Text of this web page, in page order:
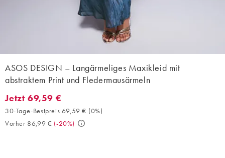
ASOS DESIGN – Langärmeliges Maxikleid mit
abstraktem Print und Fledermausärmeln
Jetzt 69,59 €. 30-Tage-Bestpreis 69,59 € (0%). Vorher 86,99 €.
Jetzt 69,59 €
30-Tage-Bestpreis 69,59 € (0%)
Vorher 86,99 € (-20%)